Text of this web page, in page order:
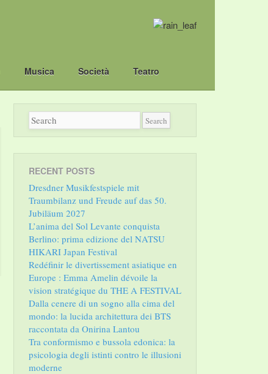
Musica Società Teatro
RECENT POSTS
Dresdner Musikfestspiele mit
Traumbilanz und Freude auf das 50.
Jubiläum 2027
L’anima del Sol Levante conquista
Berlino: prima edizione del NATSU
HIKARI Japan Festival
Redéfinir le divertissement asiatique en
Europe : Emma Amelin dévoile la
vision stratégique du THE A FESTIVAL
Dalla cenere di un sogno alla cima del
mondo: la lucida architettura dei BTS
raccontata da Onirina Lantou
Tra conformismo e bussola edonica: la
psicologia degli istinti contro le illusioni
moderne